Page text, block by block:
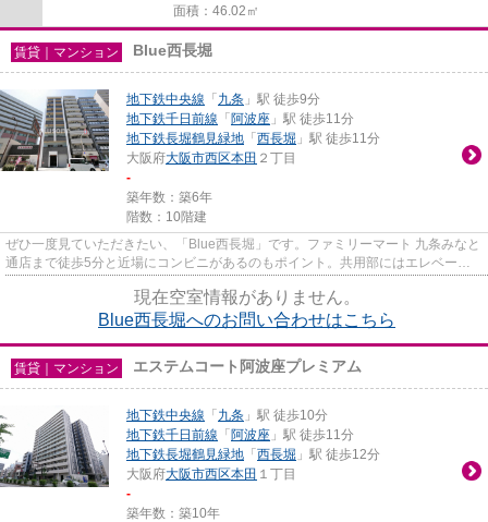
面積：46.02㎡
賃貸｜マンション Blue西長堀
地下鉄中央線 「 九条 」駅 徒歩9分
地下鉄千日前線 「 阿波座 」駅 徒歩11分
地下鉄長堀鶴見緑地 「 西長堀 」駅 徒歩11分
大阪府大阪市西区本田 ２丁目
-
築年数：築6年
階数：10階建
ぜひ一度見ていただきたい、「Blue西長堀」です。ファミリーマート 九条みなと
通店まで徒歩5分と近場にコンビニがあるのもポイント。共用部にはエレベー
現在空室情報がありません。
Blue西長堀へのお問い合わせはこちら
賃貸｜マンション エステムコート阿波座プレミアム
地下鉄中央線 「 九条 」駅 徒歩10分
地下鉄千日前線 「 阿波座 」駅 徒歩11分
地下鉄長堀鶴見緑地 「 西長堀 」駅 徒歩12分
大阪府大阪市西区本田 １丁目
-
築年数：築10年